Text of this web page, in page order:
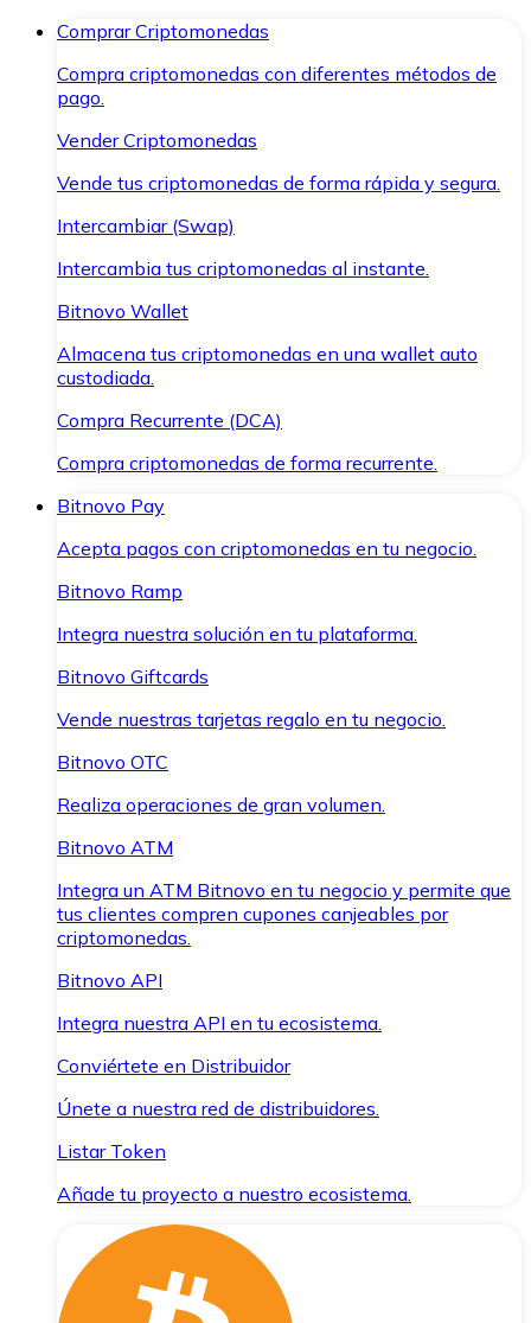
Comprar Criptomonedas
Compra criptomonedas con diferentes métodos de
pago.
Vender Criptomonedas
Vende tus criptomonedas de forma rápida y segura.
Intercambiar (Swap)
Intercambia tus criptomonedas al instante.
Bitnovo Wallet
Almacena tus criptomonedas en una wallet auto
custodiada.
Compra Recurrente (DCA)
Compra criptomonedas de forma recurrente.
Bitnovo Pay
Acepta pagos con criptomonedas en tu negocio.
Bitnovo Ramp
Integra nuestra solución en tu plataforma.
Bitnovo Giftcards
Vende nuestras tarjetas regalo en tu negocio.
Bitnovo OTC
Realiza operaciones de gran volumen.
Bitnovo ATM
Integra un ATM Bitnovo en tu negocio y permite que
tus clientes compren cupones canjeables por
criptomonedas.
Bitnovo API
Integra nuestra API en tu ecosistema.
Conviértete en Distribuidor
Únete a nuestra red de distribuidores.
Listar Token
Añade tu proyecto a nuestro ecosistema.